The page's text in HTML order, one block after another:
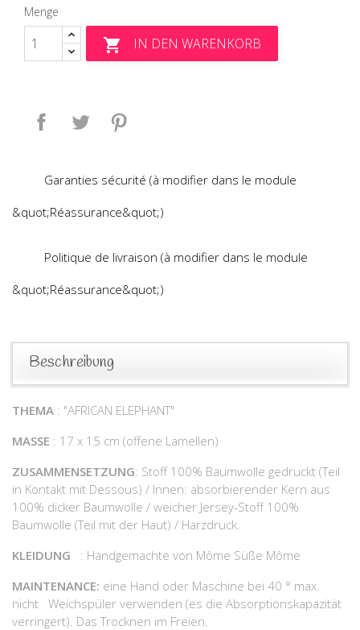
Menge
 IN DEN WARENKORB
Teilen Tweet
Garanties sécurité (à modifier dans le module
&quot;Réassurance&quot;)
Politique de livraison (à modifier dans le module
&quot;Réassurance&quot;)
Beschreibung
THEMA : "AFRICAN ELEPHANT"
MASSE : 17 x 15 cm (offene Lamellen)
ZUSAMMENSETZUNG: Stoff 100% Baumwolle gedruckt (Teil
in Kontakt mit Dessous) / Innen: absorbierender Kern aus
100% dicker Baumwolle / weicher Jersey-Stoff 100%
Baumwolle (Teil mit der Haut) / Harzdruck.
KLEIDUNG : Handgemachte von Môme Süße Môme
MAINTENANCE: eine Hand oder Maschine bei 40 ° max.
nicht Weichspüler verwenden (es die Absorptionskapazität
verringert). Das Trocknen im Freien.